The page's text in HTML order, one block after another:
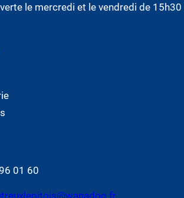
le mercredi et le vendredi de 15h30
01 60